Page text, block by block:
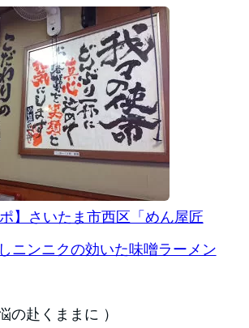
】さいたま市西区「めん屋匠
ニンニクの効いた味噌ラーメン
の赴くままに ）